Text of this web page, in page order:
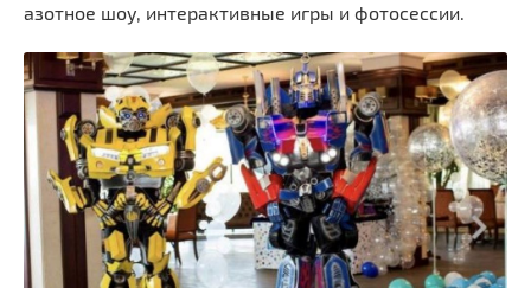
азотное шоу, интерактивные игры и фотосессии.